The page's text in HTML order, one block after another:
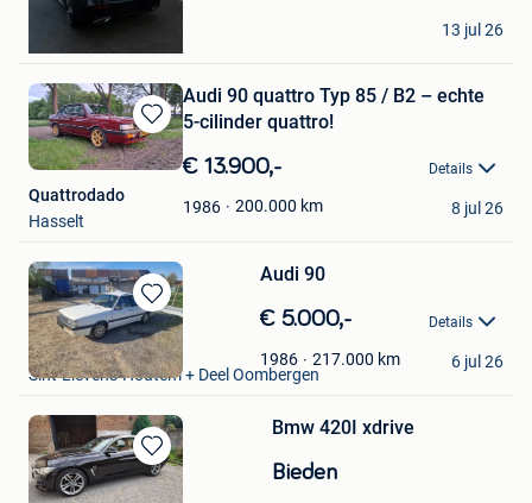
Charleroi
13 jul 26
Bewaren
in
Favorieten
Audi 90 quattro Typ 85 / B2 – echte
5-cilinder quattro!
€ 13.900,- Details
1986 200.000 km
Quattrodado
Hasselt
8 jul 26
Bewaren
in
Mijn
Favorieten
Audi 90
€ 5.000,- Details
1986 217.000 km
Tybo
Sint-Lievens-Houtem + Deel Oombergen
6 jul 26
Bewaren
in
Bmw 420I xdrive
Bieden
romu